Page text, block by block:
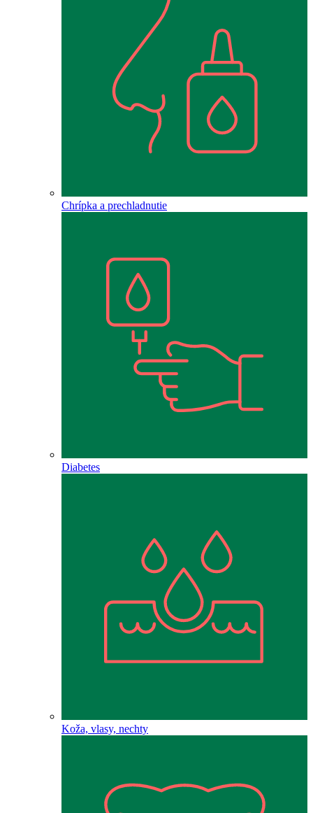
Chrípka a prechladnutie
Diabetes
Koža, vlasy, nechty